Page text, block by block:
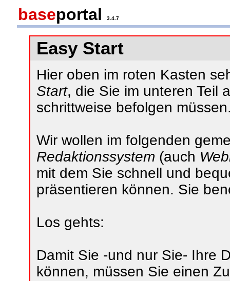
baseportal 3.4.7
Easy Start
Hier oben im roten Kasten
Start, die Sie im unteren Teil
schrittweise befolgen
Wir wollen im folgenden
Redaktionssystem (auch
mit dem Sie schnell und
präsentieren können. Sie
Los gehts:
Damit Sie -und nur Sie- Ihre
können, müssen Sie einen